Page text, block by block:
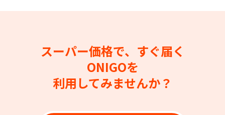
スーパー価格で、すぐ届く
ONIGOを
利用してみませんか？